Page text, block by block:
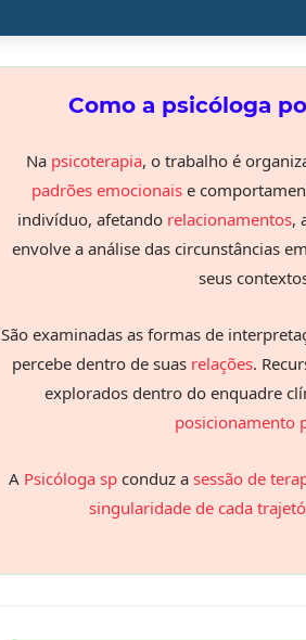
Como a psicóloga
Na psicoterapia, o trabalho é
padrões emocionaise
indivíduo, afetando relacionamentos,
envolve a análise das circunstâncias
seus
São examinadas as formas de
percebe dentro de suas relações.
explorados dentro do enquadre
posicionamento
A Psicóloga sp conduz a sessão de
singularidade de cada